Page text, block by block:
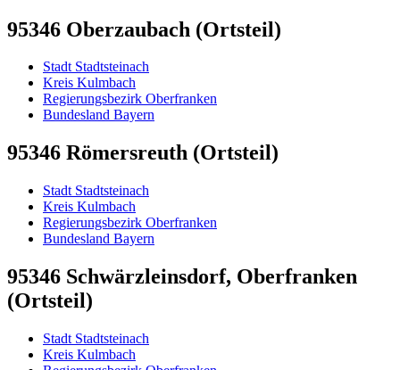
95346 Oberzaubach (Ortsteil)
Stadt Stadtsteinach
Kreis Kulmbach
Regierungsbezirk Oberfranken
Bundesland Bayern
95346 Römersreuth (Ortsteil)
Stadt Stadtsteinach
Kreis Kulmbach
Regierungsbezirk Oberfranken
Bundesland Bayern
95346 Schwärzleinsdorf, Oberfranken
(Ortsteil)
Stadt Stadtsteinach
Kreis Kulmbach